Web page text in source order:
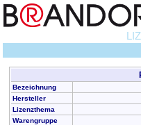
Bezeichnung
Hersteller
Lizenzthema
Warengruppe